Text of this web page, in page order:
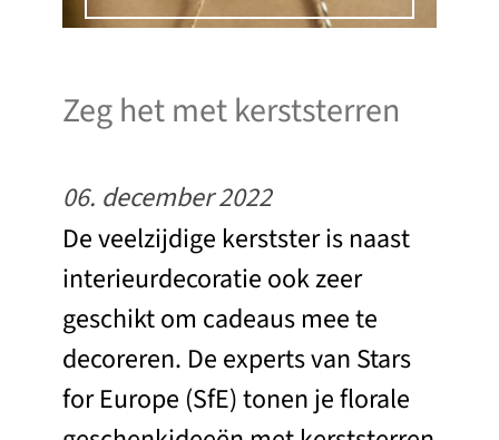
Zeg het met kerststerren
06. december 2022
De veelzijdige kerstster is naast
interieurdecoratie ook zeer
geschikt om cadeaus mee te
decoreren. De experts van Stars
for Europe (SfE) tonen je florale